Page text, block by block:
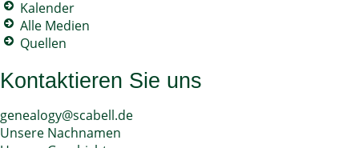
Kalender
Alle Medien
Quellen
Kontaktieren Sie uns
genealogy@scabell.de
Unsere Nachnamen